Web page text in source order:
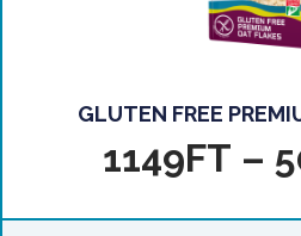
GLUTEN FREE
1149FT –